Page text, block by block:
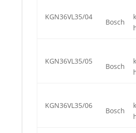
KGN36VL35/04
Bosch
KGN36VL35/05
Bosch
KGN36VL35/06
Bosch